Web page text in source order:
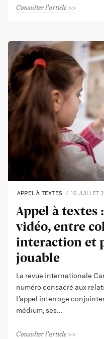
Consulter l'article
APPEL À TEXTES 16 JUILLET
Appel à textes
vidéo, entre
interaction et
jouable
La revue internationale
numéro consacré aux
L’appel interroge
médium, ses
Consulter l'article